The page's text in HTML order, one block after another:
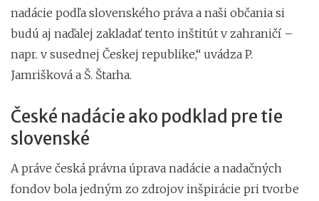
nadácie podľa slovenského práva a naši občania si
budú aj naďalej zakladať tento inštitút v zahraničí –
napr. v susednej Českej republike,“ uvádza P.
Jamrišková a Š. Štarha.
České nadácie ako podklad pre tie
slovenské
A práve česká právna úprava nadácie a nadačných
fondov bola jedným zo zdrojov inšpirácie pri tvorbe